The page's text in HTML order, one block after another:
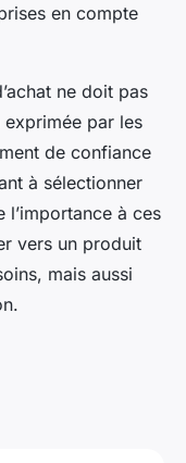
en compte
ne doit pas
exprimée par les
de confiance
à sélectionner
à ces
vers un produit
mais aussi